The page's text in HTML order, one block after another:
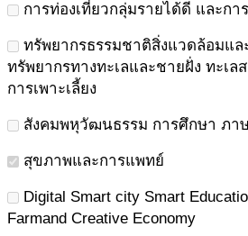
การท่องเที่ยวกลุ่มรายได้ดี และก
ทรัพยากรธรรมชาติสิ่งแวดล้อมแ
ทรัพยากรทางทะเลและชายฝั่ง ทะเล
การเพาะเลี้ยง
สังคมพหุวัฒนธรรม การศึกษา ภา
สุขภาพและการแพทย์
Digital Smart city Smart
Farmand Creative Economy